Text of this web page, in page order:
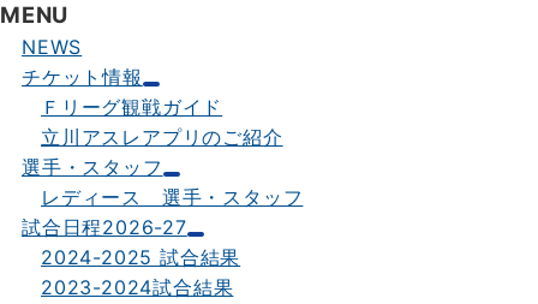
MENU
NEWS
チケット情報
Ｆリーグ観戦ガイド
立川アスレアプリのご紹介
選手・スタッフ
レディース 選手・スタッフ
試合日程2026-27
2024-2025 試合結果
2023-2024試合結果